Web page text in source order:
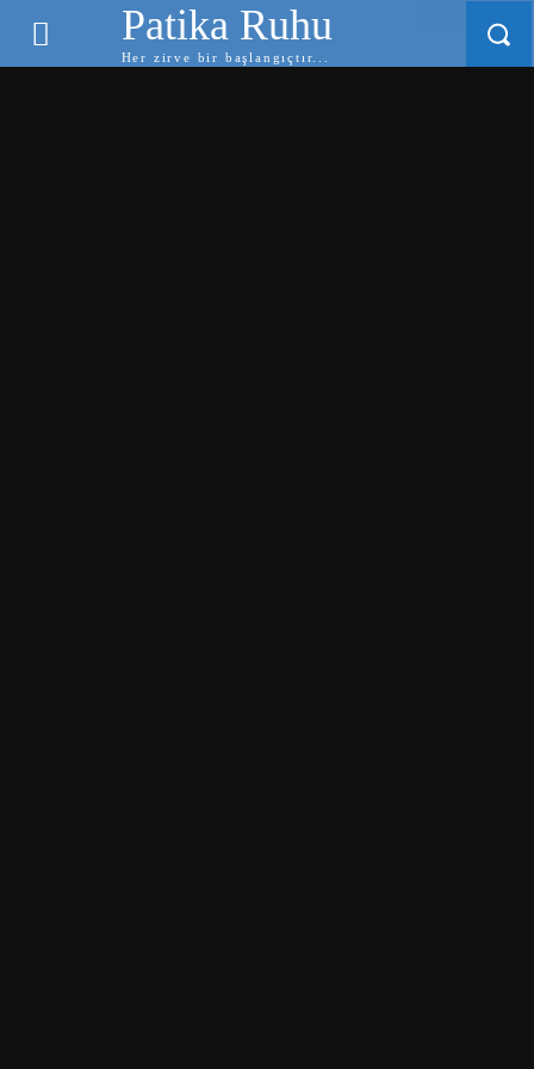
Patika Ruhu
Her zirve bir başlangıçtır...